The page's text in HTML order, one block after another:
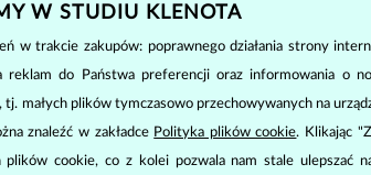
W STUDIU KLENOTA
w trakcie zakupów: poprawnego działania strony
reklam do Państwa preferencji oraz informowania o
małych plików tymczasowo przechowywanych na
znaleźć w zakładce Polityka plików cookie. Klikając
cookie, co z kolei pozwala nam stale ulepszać